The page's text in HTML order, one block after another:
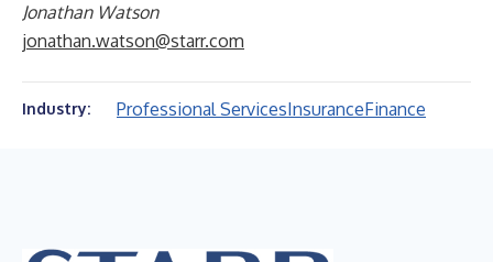
Jonathan Watson
jonathan.watson@starr.com
Industry: Professional ServicesInsuranceFinance